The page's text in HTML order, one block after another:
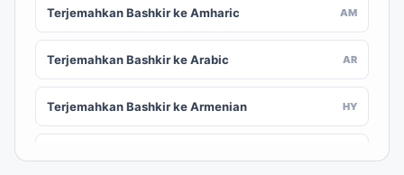
Terjemahkan Bashkir ke Amharic AM
Terjemahkan Bashkir ke Arabic AR
Terjemahkan Bashkir ke Armenian HY